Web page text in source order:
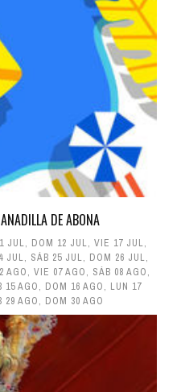
DE ABONA
JUL, DOM 12 JUL, VIE 17 JUL,
JUL, SÁB 25 JUL, DOM 26 JUL,
AGO, VIE 07 AGO, SÁB 08 AGO,
15 AGO, DOM 16 AGO, LUN 17
29 AGO, DOM 30 AGO